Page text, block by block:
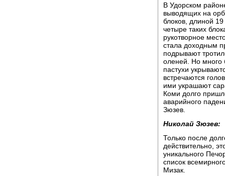
В Удорском
выводящих на
блоков, длиной
четыре таких
рукотворное
стала доходным
подрывают
оленей. Но много
пастухи
встречаются
ими украшают
Коми долго
аварийного
Зюзев.
Николай Зюзев:
Только после
действительно,
уникального
список
Мизак.